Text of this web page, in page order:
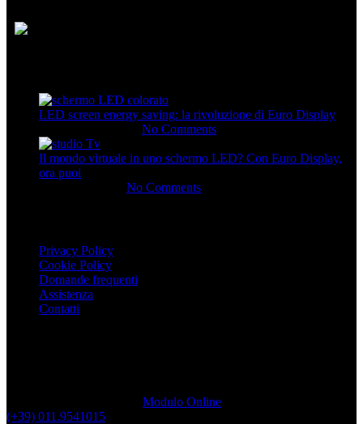
LED screen energy saving: la rivoluzione di Euro Display
No Comments
Il mondo virtuale in uno schermo LED? Con Euro Display,
ora puoi
No Comments
Privacy Policy
Cookie Policy
Domande frequenti
Assistenza
Contatti
Modulo Online
(+39) 011.9541015